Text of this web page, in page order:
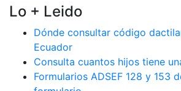
Lo + Leido
Dónde consultar código
Ecuador
Consulta cuantos hijos tiene
Formularios ADSEF 128 y 153